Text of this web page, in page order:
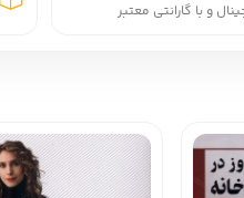
و با گارانتی معتبر